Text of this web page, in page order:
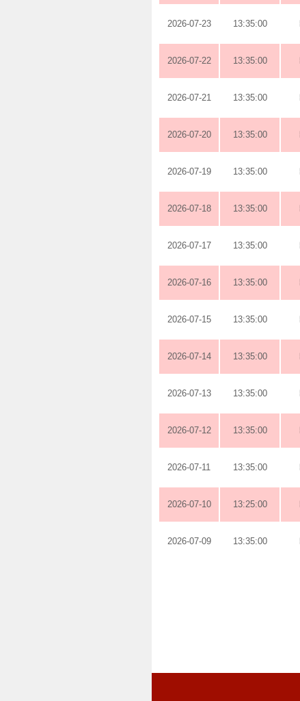
2026-07-23 13:35:00
2026-07-22 13:35:00
2026-07-21 13:35:00
2026-07-20 13:35:00
2026-07-19 13:35:00
2026-07-18 13:35:00
2026-07-17 13:35:00
2026-07-16 13:35:00
2026-07-15 13:35:00
2026-07-14 13:35:00
2026-07-13 13:35:00
2026-07-12 13:35:00
2026-07-11 13:35:00
2026-07-10 13:25:00
2026-07-09 13:35:00